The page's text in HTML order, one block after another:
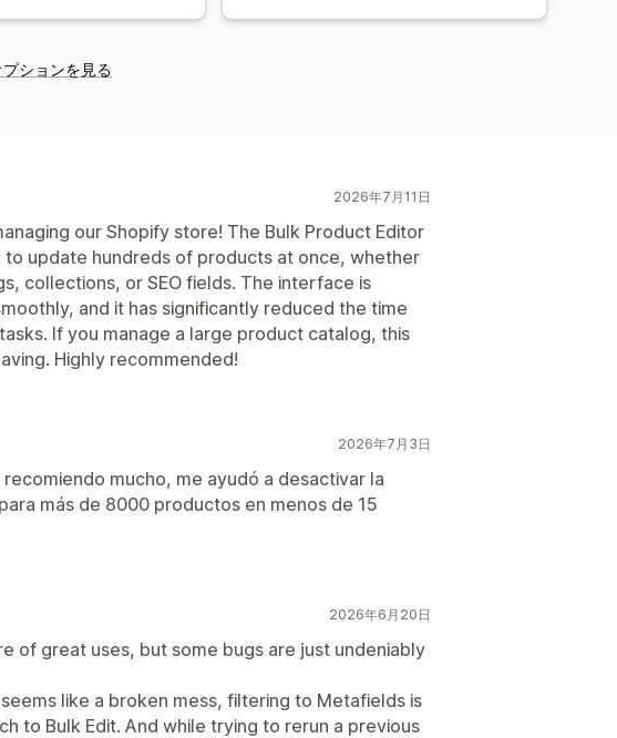
ションを見る
2026年7月11日
our Shopify store! The Bulk Product Editor
to update hundreds of products at once, whether
collections, or SEO fields. The interface is
and it has significantly reduced the time
If you manage a large product catalog, this
Highly recommended!
2026年7月3日
mucho, me ayudó a desactivar la
más de 8000 productos en menos de 15
2026年6月20日
of great uses, but some bugs are just undeniably
like a broken mess, filtering to Metafields is
to Bulk Edit. And while trying to rerun a previous